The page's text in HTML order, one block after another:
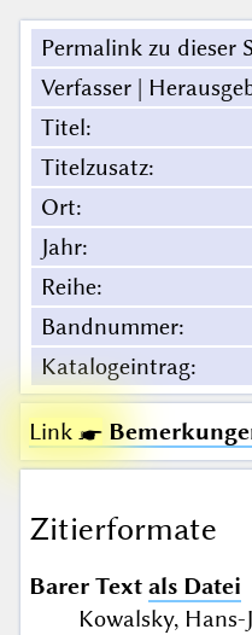
Permalink zu dieser
Verfasser |
Titel:
Titelzusatz:
Ort:
Jahr:
Reihe:
Bandnummer:
Katalogeintrag:
Link ☛
Zitierformate
Barer Text als Datei
Kowalsky,